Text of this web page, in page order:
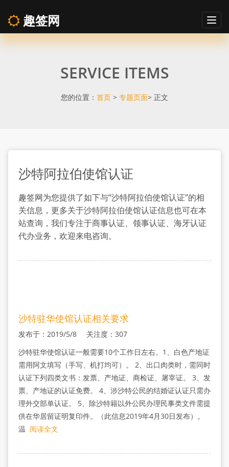
沙
伯
使
馆
认
证
趣签网
SERVICE ITEMS
您的位置： 首页 > 专题页面> 正文
沙特阿拉伯使馆认证
趣签网为您提供了如下与“沙特阿拉伯使馆认证”的相
关信息，更多关于沙特阿拉伯使馆认证信息也可在本
站查询，我们专注于商事认证、领事认证、海牙认证
代办业务，欢迎来电咨询。
沙特驻华使馆认证相关要求
发布于：2019/5/8 关注度：307
沙特驻华使馆认证一般需要10个工作日左右。1、白色产地证
需用阿文填写（手写、机打均可）。 2、出口肉类时，需同时
认证下列四类文书：发票、产地证、商检证、屠宰证。 3、发
票、产地证的认证免费。 4、涉沙特公民的结婚证认证只需办
理外交部单认证。 5、除沙特籍以外公民办理民事类文件需提
供在华居留证明复印件。（此信息2019年4月30日发布）。
温 阅读全文